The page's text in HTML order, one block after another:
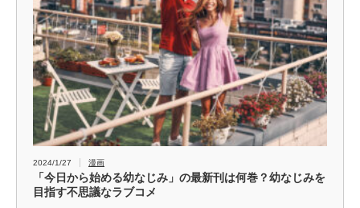
2024/1/27 漫画
「今日から始める幼なじみ」の最新刊は何巻？幼なじみを
目指す不思議なラブコメ